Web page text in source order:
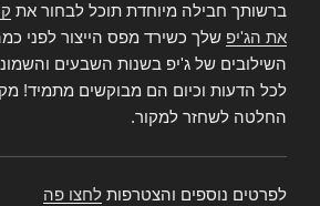
ברשותך חבילה מיוחדת תוכל לבחור את
את הג'יפ שלך כשירד מפס הייצור לפני
השילובים של ג'יפ בשנות השבעים
לכל הדעות וכיום הם מבוקשים מתמיד!
החלטה לשחזר למקור.
לפרטים נוספים והצטרפות לחצו פה